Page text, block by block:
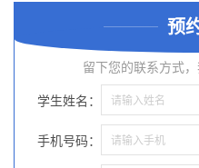
预
留下您的联系方式
学生姓名：
手机号码：